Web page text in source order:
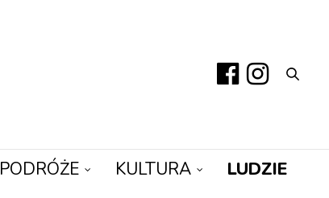
PODRÓŻE KULTURA LUDZIE